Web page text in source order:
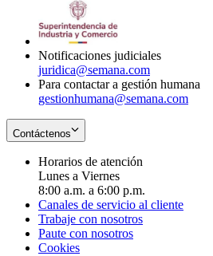
Notificaciones judiciales
juridica@semana.com
Para contactar a gestión humana
gestionhumana@semana.com
Contáctenos
Horarios de atención
Lunes a Viernes
8:00 a.m. a 6:00 p.m.
Canales de servicio al cliente
Trabaje con nosotros
Paute con nosotros
Cookies